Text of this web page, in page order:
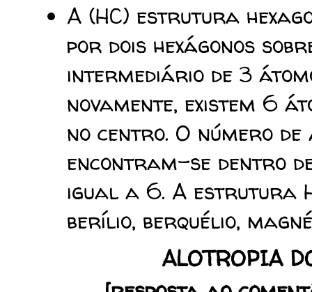
A (HC) estrutura
por dois hexágonos
intermediário de3
novamente, existem 6
no centro. O número
encontram-se dentro
igual a 6. A estrutura
berílio, berquélio,
ALOTROPIA